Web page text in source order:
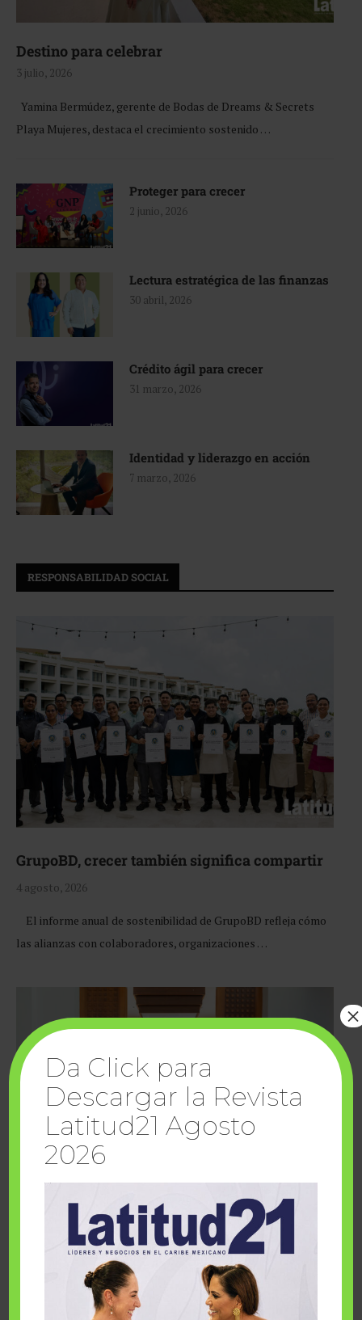
Destino para celebrar
3 julio, 2026
Yamina Bermúdez, gerente de Bodas de Dreams & Secrets
Playa Mujeres, destaca el crecimiento sostenido …
Proteger para crecer
2 junio, 2026
Lectura estratégica de las finanzas
30 abril, 2026
Crédito ágil para crecer
31 marzo, 2026
Identidad y liderazgo en acción
7 marzo, 2026
RESPONSABILIDAD SOCIAL
GrupoBD, crecer también significa compartir
4 agosto, 2026
El informe anual de sostenibilidad de GrupoBD refleja cómo
las alianzas con colaboradores, organizaciones …
Cuando la solidaridad inspira; cumplen
sueños Fairmont Mayakoba y Make-A-Wish
Da Click para
Descargar la Revista
Latitud21 Agosto
2026
×